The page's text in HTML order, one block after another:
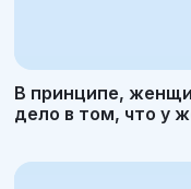
В принципе,
дело в том, что у